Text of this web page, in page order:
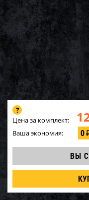
Цена за комплект:
Ваша экономия: 0
ВЫ